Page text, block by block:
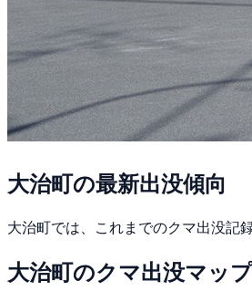
大治町の最新出没傾向
大治町では、これまでのクマ出没記
大治町のクマ出没マップ